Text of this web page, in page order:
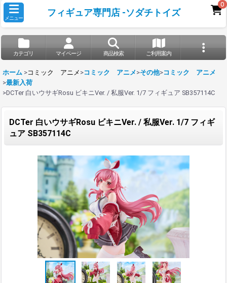
メニュー
フィギュア専門店 -ソダチトイズ
0
カテゴリ マイページ 商品検索 ご利用案内
ホーム >コミック アニメ >コミック アニメ >その他>コミック アニメ
>最新入荷
>DCTer 白いウサギRosu ビキニVer. / 私服Ver. 1/7 フィギュア SB357114C
DCTer 白いウサギRosu ビキニVer. / 私服Ver. 1/7 フィギ
ュア SB357114C